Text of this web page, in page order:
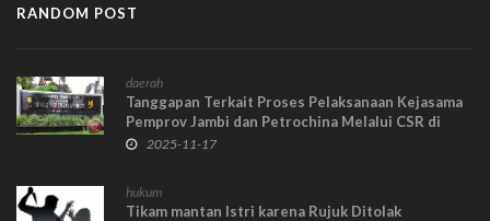
RANDOM POST
daerah
Tanggapan Terkait Proses Pelaksanaan Kejasama
Pemprov Jambi dan Petrochina Melalui CSR di
RSJD Kolonel H.M Syukur
2025-11-17
hukum
Tikam mantan Istri karena Rujuk Ditolak